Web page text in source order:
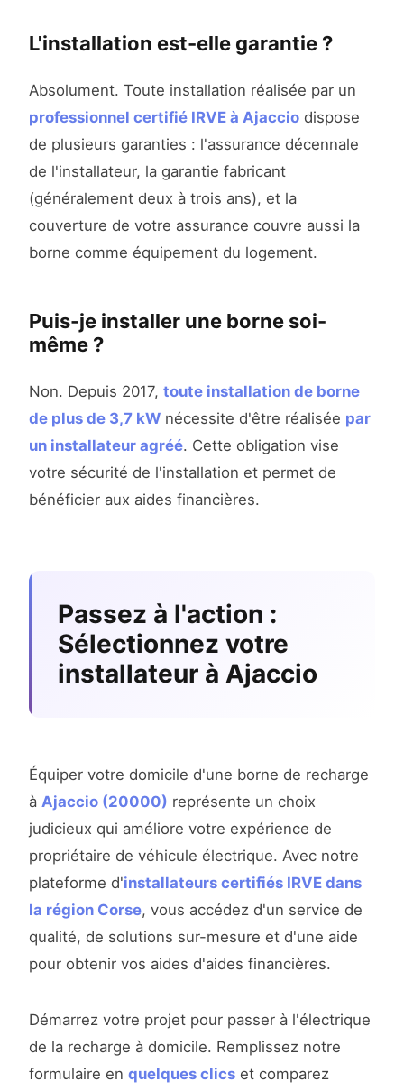
L'installation est-elle garantie ?
Absolument. Toute installation réalisée par un
professionnel certifié IRVE à Ajaccio dispose
de plusieurs garanties : l'assurance décennale
de l'installateur, la garantie fabricant
(généralement deux à trois ans), et la
couverture de votre assurance couvre aussi la
borne comme équipement du logement.
Puis-je installer une borne soi-
même ?
Non. Depuis 2017, toute installation de borne
de plus de 3,7 kW nécessite d'être réalisée par
un installateur agréé. Cette obligation vise
votre sécurité de l'installation et permet de
bénéficier aux aides financières.
Passez à l'action :
Sélectionnez votre
installateur à Ajaccio
Équiper votre domicile d'une borne de recharge
à Ajaccio (20000) représente un choix
judicieux qui améliore votre expérience de
propriétaire de véhicule électrique. Avec notre
plateforme d'installateurs certifiés IRVE dans
la région Corse, vous accédez d'un service de
qualité, de solutions sur-mesure et d'une aide
pour obtenir vos aides d'aides financières.
Démarrez votre projet pour passer à l'électrique
de la recharge à domicile. Remplissez notre
formulaire en quelques clics et comparez